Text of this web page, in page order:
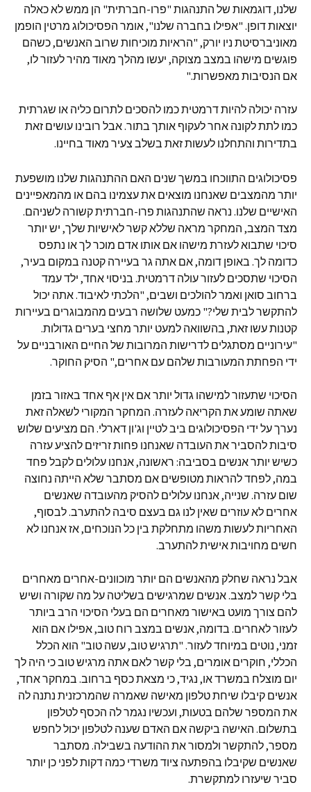
שלנו, דוגמאות של התנהגות "פרו-חברתית" הן ממש לא כאלה
יוצאות דופן. "אפילו בחברה שלנו", אומר הפסיכולוג מרטין הופמן
מאוניברסיטת ניו יורק, "הראיות מוכיחות שרוב האנשים, כשהם
פוגשים מישהו במצב מצוקה, יעשו מהלך מאוד מהיר לעזור לו,
אם הנסיבות מאפשרות."
עזרה יכולה להיות דרמטית כמו להסכים לתרום כליה או שגרתית
כמו לתת לקונה אחר לעקוף אותך בתור. אבל רובינו עושים זאת
בתדירות והתחלנו לעשות זאת בשלב צעיר מאוד בחיינו.
פסיכולוגים התווכחו במשך שנים האם ההתנהגות שלנו מושפעת
יותר מהמצבים שאנחנו מוצאים את עצמינו בהם או מהמאפיינים
האישיים שלנו. נראה שהתנהגות פרו-חברתית קשורה לשניהם.
מצד המצב, המחקר מראה שללא קשר לאישיות שלך, יש יותר
סיכוי שתבוא לעזרת מישהו אם אותו אדם מוכר לך או נתפס
כדומה לך. באופן דומה, אם אתה גר בעיירה קטנה במקום בעיר,
הסיכוי שתסכים לעזור עולה דרמטית. בניסוי אחד, ילד עמד
ברחוב סואן ואמר להולכים ושבים, "הלכתי לאיבוד. אתה יכול
להתקשר לבית שלי?" כמעט שלושה רבעים מהמבוגרים בעיירות
קטנות עשו זאת, בהשוואה למעט יותר מחצי בערים גדולות.
"עירוניים מסתגלים לדרישות המרובות של החיים האורבניים על
ידי הפחתת המעורבות שלהם עם אחרים," הסיק החוקר.
הסיכוי שתעזור למישהו גדול יותר אם אין אף אחד באזור בזמן
שאתה שומע את הקריאה לעזרה. המחקר המקורי לשאלה זאת
נערך על ידי הפסיכולוגים ביב לטיין וג'ון דארלי. הם מציעים שלוש
סיבות להסביר את העובדה שאנחנו פחות זריזים להציע עזרה
כשיש יותר אנשים בסביבה: ראשונה, אנחנו עלולים לקבל פחד
במה, לפחד להראות מטופשים אם מסתבר שלא הייתה נחוצה
שום עזרה. שנייה, אנחנו עלולים להסיק מהעובדה שאנשים
אחרים לא עוזרים שאין לנו גם בעצם סיבה להתערב. לבסוף,
האחריות לעשות משהו מתחלקת בין כל הנוכחים, אז אנחנו לא
חשים מחויבות אישית להתערב.
אבל נראה שחלק מהאנשים הם יותר מוכוונים-אחרים מאחרים
בלי קשר למצב. אנשים שמרגישים בשליטה על מה שקורה ושיש
להם צורך מועט באישור מאחרים הם בעלי הסיכוי הרב ביותר
לעזור לאחרים. בדומה, אנשים במצב רוח טוב, אפילו אם הוא
זמני, נוטים במיוחד לעזור. "תרגיש טוב, עשה טוב" הוא הכלל
הכללי, חוקרים אומרים, בלי קשר לאם אתה מרגיש טוב כי היה לך
יום מוצלח במשרד או, נגיד, כי מצאת כסף ברחוב. במחקר אחד,
אנשים קיבלו שיחת טלפון מאישה שאמרה שהמרכזנית נתנה לה
את המספר שלהם בטעות, ועכשיו נגמר לה הכסף לטלפון
בתשלום. האישה ביקשה אם האדם שענה לטלפון יכול לחפש
מספר, להתקשר ולמסור את ההודעה בשבילה. מסתבר
שאנשים שקיבלו בהפתעה ציוד משרדי כמה דקות לפני כן יותר
סביר שיעזרו למתקשרת.